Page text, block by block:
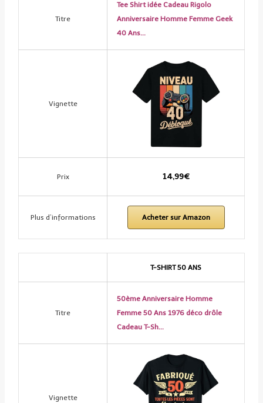
Titre
Tee Shirt idée Cadeau Rigolo
Anniversaire Homme Femme Geek
40 Ans…
Vignette
Prix 14,99€
Plus d’informations Acheter sur Amazon
T-SHIRT 50 ANS
Titre
50ème Anniversaire Homme
Femme 50 Ans 1976 déco drôle
Cadeau T-Sh…
Vignette